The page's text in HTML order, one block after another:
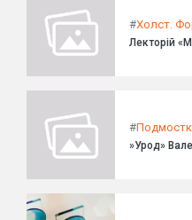
#Холст.
Лекторій
#
»Урод»